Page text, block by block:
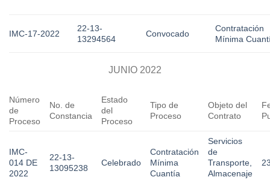
IMC-17-2022
22-13-
13294564
Convocado
Contratación
Mínima
JUNIO 2022
Número
de
Proceso
No. de
Constancia
Estado
del
Proceso
Tipo de
Proceso
Objeto del
Contrato
IMC-
014 DE
2022
22-13-
13095238
Celebrado
Contratación
Mínima
Cuantía
Servicios
de
Transporte,
Almacenaje